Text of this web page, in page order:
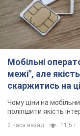
Мобільні
межі", але
скаржитись на
Чому ціни на
поліпшити якість
2 часа назад 11,5 т.